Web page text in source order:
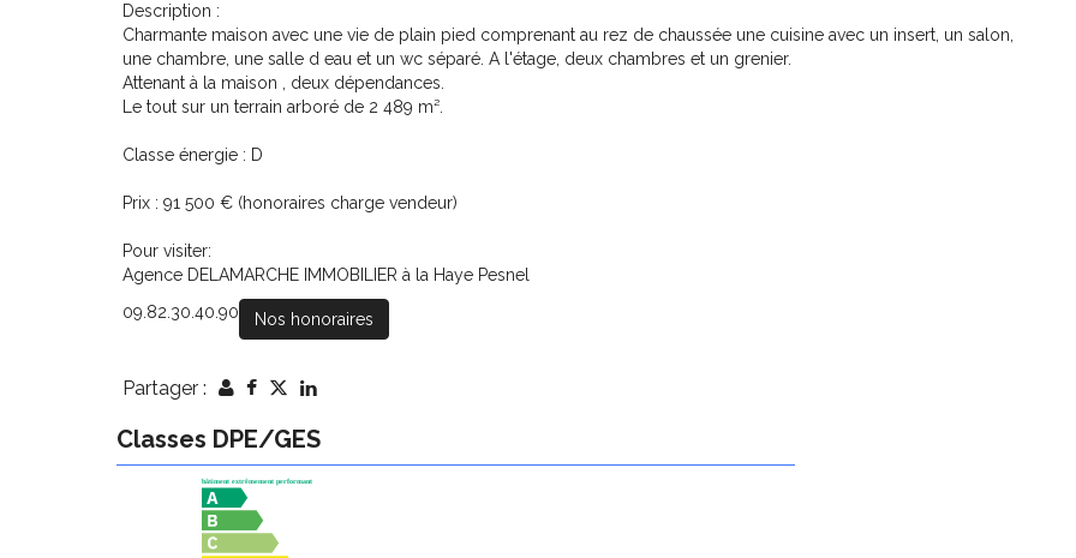
Description :
Charmante maison avec une vie de plain pied comprenant au rez de chaussée une cuisine avec un insert, un salon,
une chambre, une salle d eau et un wc séparé. A l'étage, deux chambres et un grenier.
Attenant à la maison , deux dépendances.
Le tout sur un terrain arboré de 2 489 m².
Classe énergie : D
Prix : 91 500 € (honoraires charge vendeur)
Pour visiter:
Agence DELAMARCHE IMMOBILIER à la Haye Pesnel
09.82.30.40.90
Nos honoraires
Partager :
Classes DPE/GES